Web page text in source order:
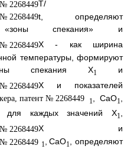
T/
t, определяют
спекания» и
Х - как ширина
температуры, формируют
спекания Х1
и
Х и показателей
1 , СаО1
для каждых значений Х1,
Х и
1 СаО1
, определяют